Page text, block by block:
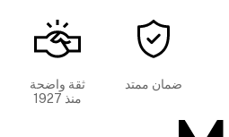
ضمان ممتد
ثقة واضحة
منذ 1927